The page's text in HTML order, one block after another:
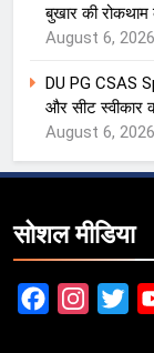
बुखार की रोकथाम
August 6, 2026
DU PG CSAS
और सीट स्वीकार
August 6, 2026
सोशल मीडिया
Facebook